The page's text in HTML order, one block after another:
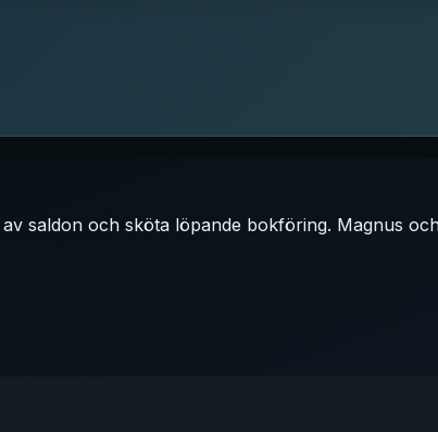
saldon och sköta löpande bokföring. Magnus